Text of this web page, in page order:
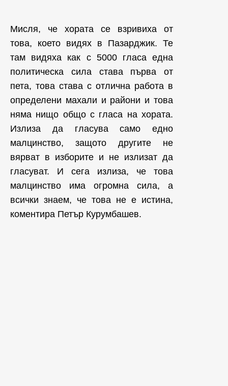
Мисля, че хората се взривиха от
това, което видях в Пазарджик. Те
там видяха как с 5000 гласа една
политическа сила става първа от
пета, това става с отлична работа в
определени махали и райони и това
няма нищо общо с гласа на хората.
Излиза да гласува само едно
малцинство, защото другите не
вярват в изборите и не излизат да
гласуват. И сега излиза, че това
малцинство има огромна сила, а
всички знаем, че това не е истина,
коментира Петър Курумбашев.